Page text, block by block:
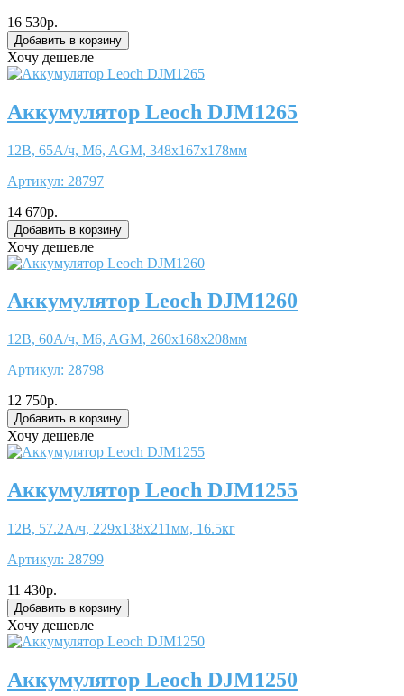
16 530р.
Хочу дешевле
Аккумулятор Leoch DJM1265
12В, 65А/ч, M6, AGM, 348x167x178мм
Артикул: 28797
14 670р.
Хочу дешевле
Аккумулятор Leoch DJM1260
12В, 60А/ч, M6, AGM, 260x168x208мм
Артикул: 28798
12 750р.
Хочу дешевле
Аккумулятор Leoch DJM1255
12В, 57.2А/ч, 229x138x211мм, 16.5кг
Артикул: 28799
11 430р.
Хочу дешевле
Аккумулятор Leoch DJM1250